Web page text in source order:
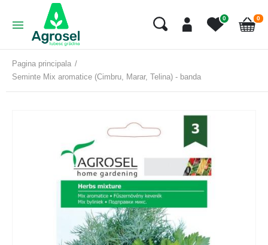
0
Cart
0
Pagina principala
Seminte Mix aromatice (Cimbru, Marar, Telina) - banda